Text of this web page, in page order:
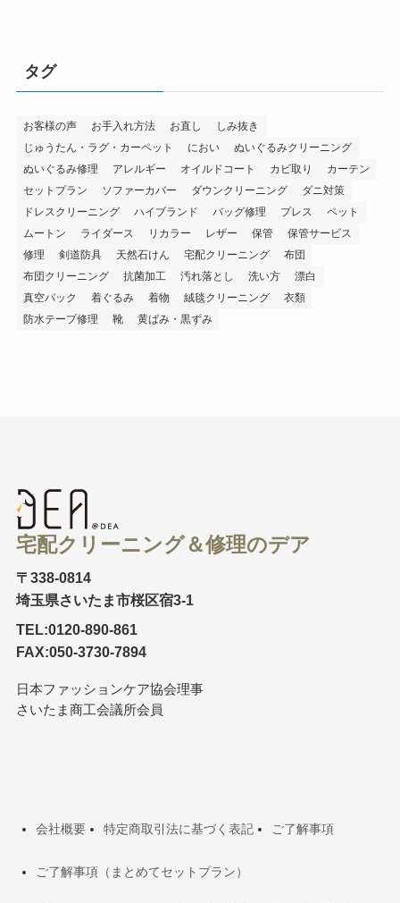
タグ
お客様の声 お手入れ方法 お直し
しみ抜き
じゅうたん・ラグ・カーペット
におい
ぬいぐるみクリーニング
ぬいぐるみ修理
アレルギー オイルドコート カビ取り
カーテン
セットプラン
ソファーカバー ダウンクリーニング
ダニ対策
ドレスクリーニング
ハイブランド バッグ修理 プレス
ペット
ムートン
ライダース リカラー レザー 保管
保管サービス
修理
剣道防具 天然石けん 宅配クリーニング
布団
布団クリーニング
抗菌加工 汚れ落とし 洗い方
漂白
真空パック
着ぐるみ 着物 絨毯クリーニング
衣類
防水テープ修理
靴 黄ばみ・黒ずみ
宅配クリーニング＆修理のデア
〒338-0814
埼玉県さいたま市桜区宿3-1
TEL:0120-890-861
FAX:050-3730-7894
日本ファッションケア協会理事
さいたま商工会議所会員
会社概要 特定商取引法に基づく表記 ご了解事項
ご了解事項（まとめてセットプラン）